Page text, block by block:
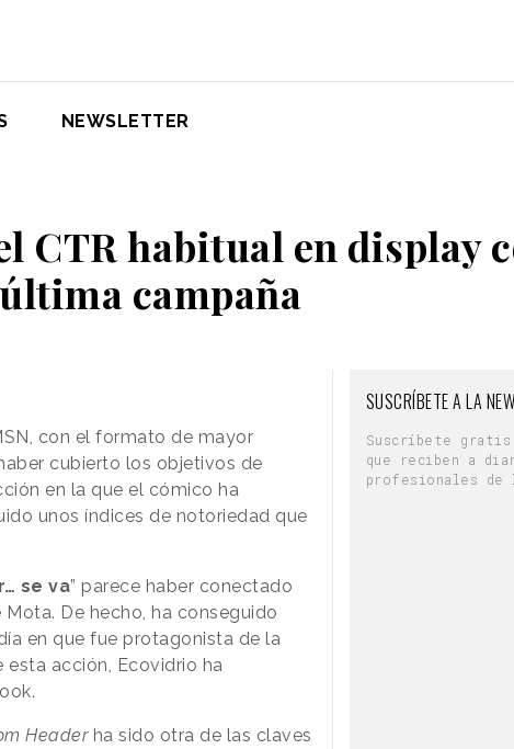
NEWSLETTER
CTR habitual en display
última campaña
con el formato de mayor
haber cubierto los objetivos de
en la que el cómico ha
unos índices de notoriedad que
se va” parece haber conectado
De hecho, ha conseguido
en que fue protagonista de la
esta acción, Ecovidrio ha
Headerha sido otra de las claves
SUSCRÍBETE A LA
Suscríbete
que reciben a
profesionales de